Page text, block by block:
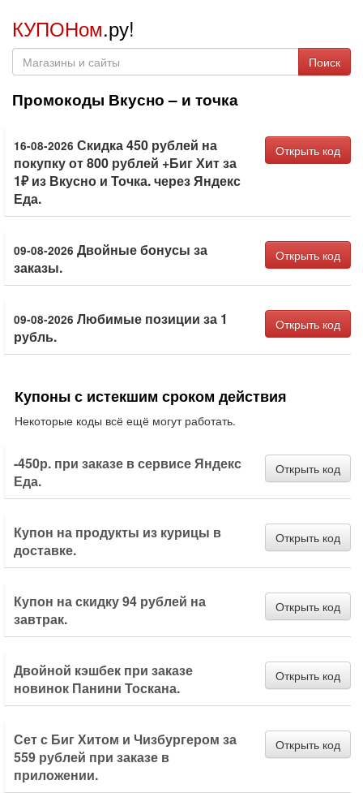
КУПОНом.ру!
Поиск
Промокоды Вкусно – и точка
16-08-2026 Скидка 450 рублей на
покупку от 800 рублей +Биг Хит за
1₽ из Вкусно и Точка. через Яндекс
Еда.
Открыть код
09-08-2026 Двойные бонусы за
заказы.
Открыть код
09-08-2026 Любимые позиции за 1
рубль.
Открыть код
Купоны с истекшим сроком действия
Некоторые коды всё ещё могут работать.
-450р. при заказе в сервисе Яндекс
Еда.
Открыть код
Купон на продукты из курицы в
доставке.
Открыть код
Купон на скидку 94 рублей на
завтрак.
Открыть код
Двойной кэшбек при заказе
новинок Панини Тоскана.
Открыть код
Сет с Биг Хитом и Чизбургером за
559 рублей при заказе в
приложении.
Открыть код